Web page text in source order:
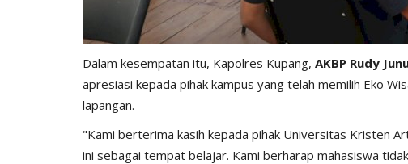
Dalam kesempatan itu, Kapolres Kupang, AKBP Rudy
apresiasi kepada pihak kampus yang telah memilih Eko
lapangan.
"Kami berterima kasih kepada pihak Universitas Kristen
ini sebagai tempat belajar. Kami berharap mahasiswa